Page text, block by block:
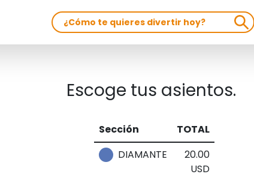
Escoge tus asientos.
Sección
TOTAL
DIAMANTE
20.00
USD